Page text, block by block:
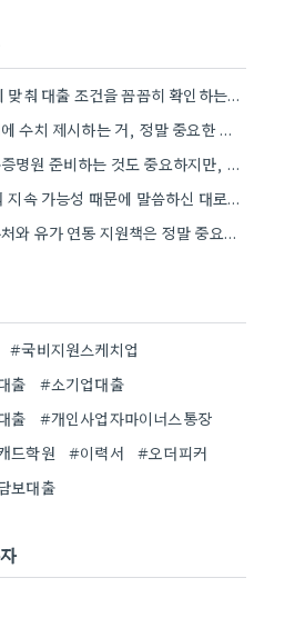
사업 계획에 맞춰 대출 조건을 꼼꼼히 확인하는 게 중요하네요. 저는 사업 확장 시 금리 변화를…
사업계획서에 수치 제시하는 거, 정말 중요한 부분인 것 같아요. 매출 성장률이나 고용 목표를 구체적으로 적으면…
사업자등록증명원 준비하는 것도 중요하지만, 특히 최근 재무제표 유효기간 꼭 확인해야 해요. 제가 최근 사업 계획서…
사업 계획의 지속 가능성 때문에 말씀하신 대로, 재무제표 준비를 미리 해두는 게 정말 중요하네요. 특히…
에너지바우처와 유가 연동 지원책은 정말 중요한 부분인 것 같아요. 특히 농어민분들이 에너지 가격 변동에 덜…
#국비지원스케치업
출
#소기업대출
출
#개인사업자마이너스통장
드학원
#이력서
#오더피커
보대출